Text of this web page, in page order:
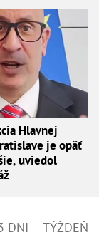
Hlavnej
je opäť
uviedol
DNI TÝŽDEŇ